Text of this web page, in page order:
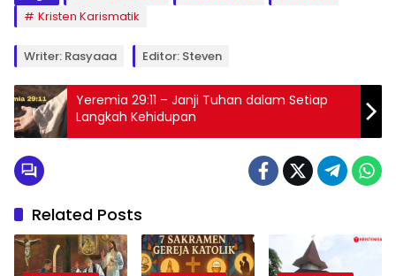
Kristen Karismatik
Writer: Rasyaaa Editor: Steven
Yeremia 29:11 – Janji Tuhan dalam Setiap
Langkah Kehidupan
Related Posts